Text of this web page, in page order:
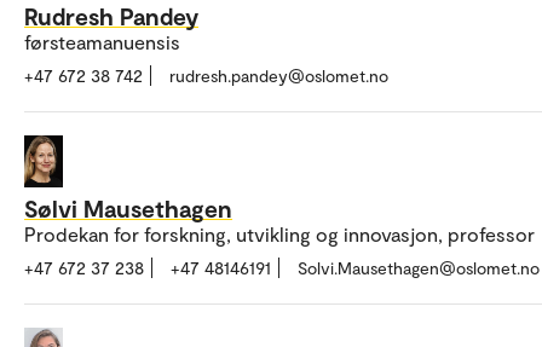
Rudresh Pandey
førsteamanuensis
+47 672 38 742 rudresh.pandey@oslomet.no
Sølvi Mausethagen
Prodekan for forskning, utvikling og innovasjon, professor
+47 672 37 238 +47 48146191 Solvi.Mausethagen@oslomet.no